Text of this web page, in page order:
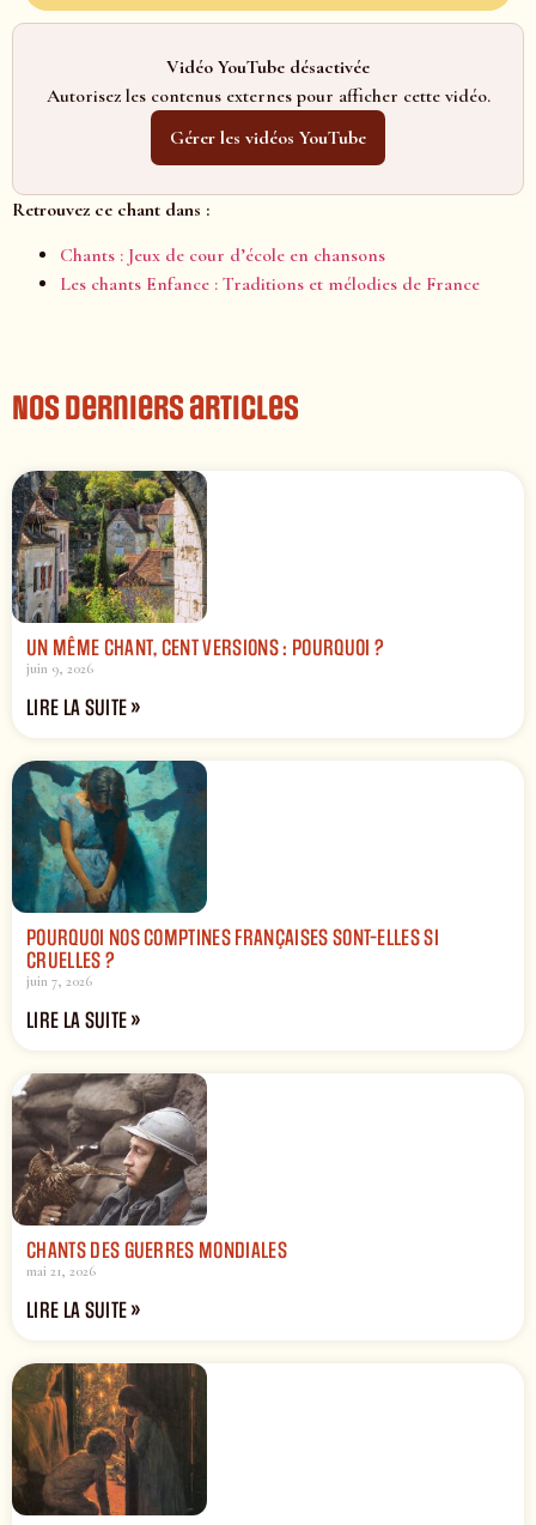
Vidéo YouTube désactivée
Autorisez les contenus externes pour afficher cette vidéo.
Gérer les vidéos YouTube
Retrouvez ce chant dans :
Chants : Jeux de cour d’école en chansons
Les chants Enfance : Traditions et mélodies de France
Nos derniers articles
UN MÊME CHANT, CENT VERSIONS : POURQUOI ?
juin 9, 2026
LIRE LA SUITE »
POURQUOI NOS COMPTINES FRANÇAISES SONT-ELLES SI
CRUELLES ?
juin 7, 2026
LIRE LA SUITE »
CHANTS DES GUERRES MONDIALES
mai 21, 2026
LIRE LA SUITE »